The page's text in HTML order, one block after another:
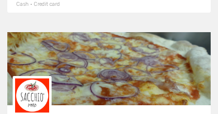
Cash · Credit card